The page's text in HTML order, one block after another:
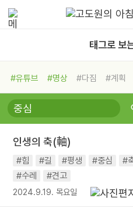
태그로 보
#유튜브 #명상 #다짐 #계획
#비전캠프
#독서캠프 #삶
#희망
#나눔 #친구 #링컨학교
#독서
#건강 #면역력
인생의 축(軸)
#힘 #길 #평생 #중심 #
#수레
#견고
2024.9.19. 목요일